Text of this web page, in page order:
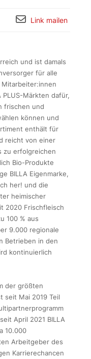
Link mailen
und ist damals
für alle
PLUS-Märkten dafür,
frischen und
können und
enthält für
reicht von einer
zu erfolgreichen
Bio-Produkte
BILLA Eigenmarke,
her! und die
heimischer
2020 Frischfleisch
100 % aus
9.000 regionale
Betrieben in den
kontinuierlich
der größten
seit Mai 2019 Teil
April 2021 BILLA
10.000
Arbeitgeber des
Karrierechancen